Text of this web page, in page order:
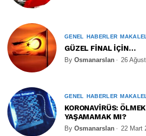
GENEL HABERLER
GÜZEL FİNAL İÇİN…
By Osmanarslan 26
GENEL HABERLER
KORONAVİRÜS:
YAŞAMAMAK MI?
By Osmanarslan 22 Mart